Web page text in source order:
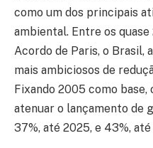
como um dos principais
ambiental. Entre os
Acordo de Paris, o Brasil,
mais ambiciosos de
Fixando 2005 como
atenuar o lançamento de
37%, até 2025, e 43%,